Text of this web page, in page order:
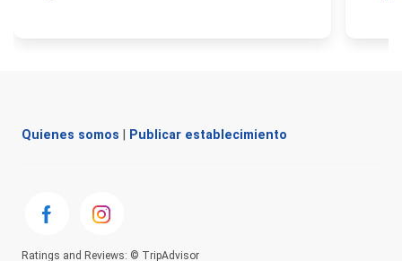
Quienes somos Publicar establecimiento
Ratings and Reviews: © TripAdvisor